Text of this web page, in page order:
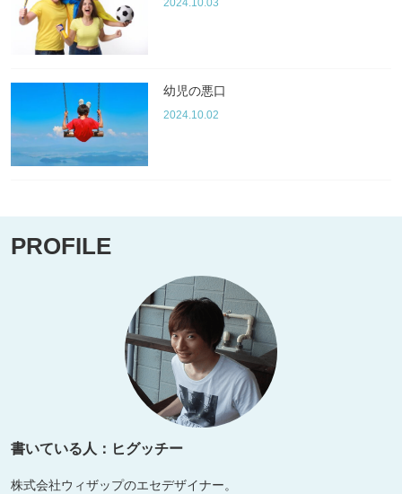
2024.10.03
幼児の悪口
2024.10.02
PROFILE
書いている人：ヒグッチー
株式会社ウィザップのエセデザイナー。